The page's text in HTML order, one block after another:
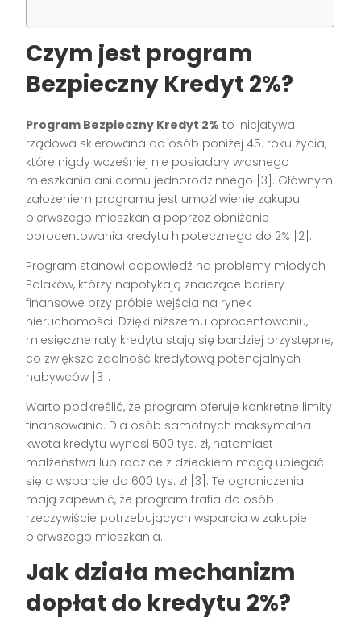
Czym jest program
Bezpieczny Kredyt 2%?
Program Bezpieczny Kredyt 2% to inicjatywa
rządowa skierowana do osób poniżej 45. roku życia,
które nigdy wcześniej nie posiadały własnego
mieszkania ani domu jednorodzinnego [3]. Głównym
założeniem programu jest umożliwienie zakupu
pierwszego mieszkania poprzez obniżenie
oprocentowania kredytu hipotecznego do 2% [2].
Program stanowi odpowiedź na problemy młodych
Polaków, którzy napotykają znaczące bariery
finansowe przy próbie wejścia na rynek
nieruchomości. Dzięki niższemu oprocentowaniu,
miesięczne raty kredytu stają się bardziej przystępne,
co zwiększa zdolność kredytową potencjalnych
nabywców [3].
Warto podkreślić, że program oferuje konkretne limity
finansowania. Dla osób samotnych maksymalna
kwota kredytu wynosi 500 tys. zł, natomiast
małżeństwa lub rodzice z dzieckiem mogą ubiegać
się o wsparcie do 600 tys. zł [3]. Te ograniczenia
mają zapewnić, że program trafia do osób
rzeczywiście potrzebujących wsparcia w zakupie
pierwszego mieszkania.
Jak działa mechanizm
dopłat do kredytu 2%?